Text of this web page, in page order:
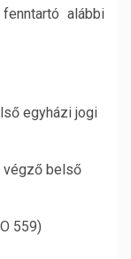
alábbi
egyházi jogi
végző belső
559)